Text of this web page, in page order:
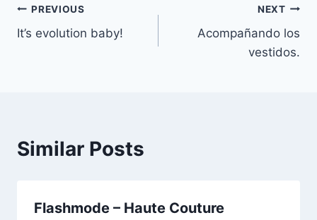
Navegación
de
PREVIOUS
It’s evolution baby!
NEXT
Acompañando los
vestidos.
Similar Posts
Flashmode – Haute Couture